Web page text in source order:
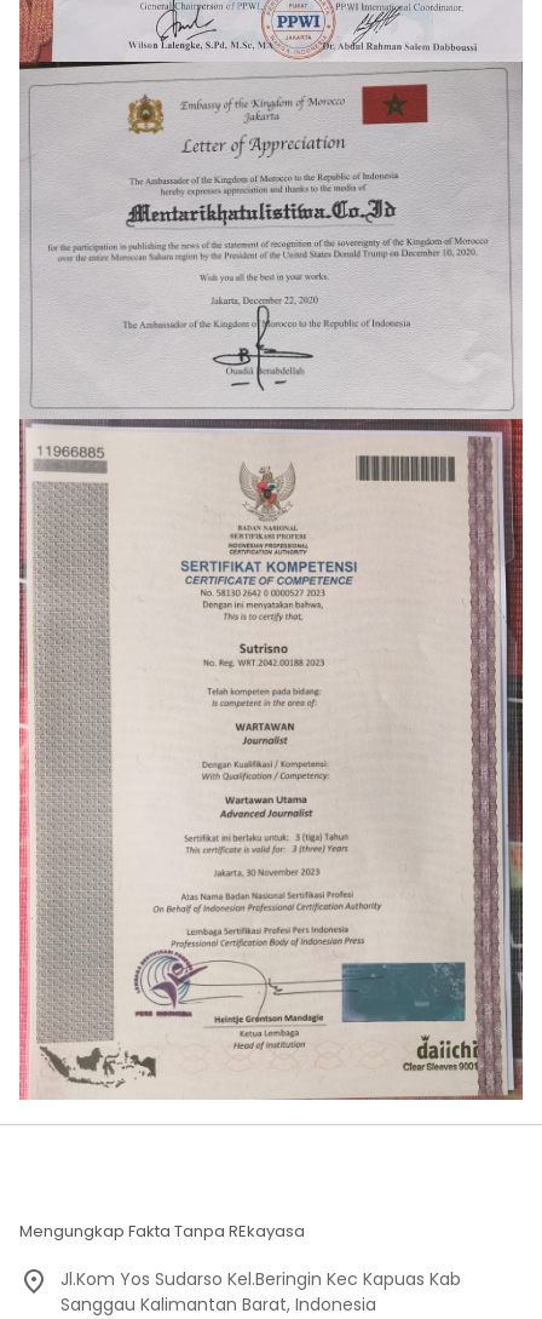
Mengungkap Fakta Tanpa REkayasa
Jl.Kom Yos Sudarso Kel.Beringin Kec Kapuas Kab
Sanggau Kalimantan Barat, Indonesia